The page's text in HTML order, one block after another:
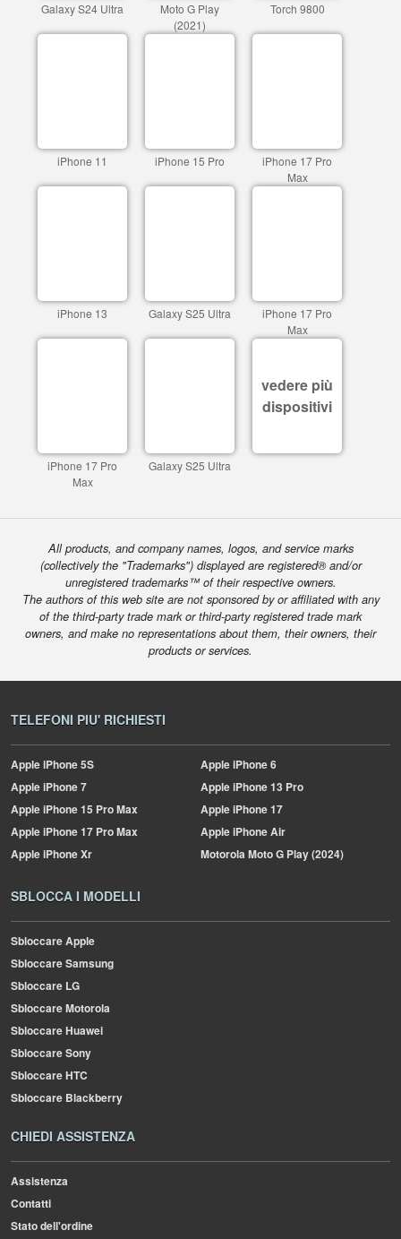
Galaxy S24 Ultra
Moto G Play
(2021)
Torch 9800
iPhone 11 iPhone 15 Pro
iPhone 17 Pro
Max
iPhone 13 Galaxy S25 Ultra
iPhone 17 Pro
Max
iPhone 17 Pro
Max
Galaxy S25 Ultra
vedere più
dispositivi
All products, and company names, logos, and service marks
(collectively the "Trademarks") displayed are registered® and/or
unregistered trademarks™ of their respective owners.
The authors of this web site are not sponsored by or affiliated with any
of the third-party trade mark or third-party registered trade mark
owners, and make no representations about them, their owners, their
products or services.
TELEFONI PIU' RICHIESTI
AppleiPhone 5S AppleiPhone 6
AppleiPhone 7 AppleiPhone 13 Pro
AppleiPhone 15 Pro Max AppleiPhone 17
AppleiPhone 17 Pro Max AppleiPhone Air
AppleiPhone Xr MotorolaMoto G Play (2024)
SBLOCCA I MODELLI
Sbloccare Apple
Sbloccare Samsung
Sbloccare LG
Sbloccare Motorola
Sbloccare Huawei
Sbloccare Sony
Sbloccare HTC
Sbloccare Blackberry
CHIEDI ASSISTENZA
Assistenza
Contatti
Stato dell'ordine